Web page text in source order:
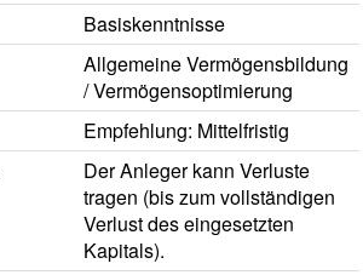
Basiskenntnisse
Allgemeine Vermögensbildung
/ Vermögensoptimierung
Empfehlung: Mittelfristig
Der Anleger kann Verluste
tragen (bis zum vollständigen
Verlust des eingesetzten
Kapitals).